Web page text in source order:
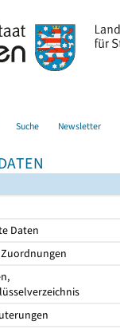
Suche Newsletter
Daten